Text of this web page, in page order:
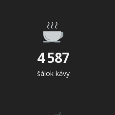
4 587
šálok kávy